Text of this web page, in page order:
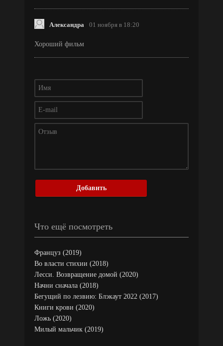
Александра 01 ноября в 18:20
Хороший фильм
Добавить
Что ещё посмотреть
Француз (2019)
Во власти стихии (2018)
Лесси. Возвращение домой (2020)
Начни сначала (2018)
Бегущий по лезвию: Блэкаут 2022 (2017)
Книги крови (2020)
Ложь (2020)
Милый мальчик (2019)